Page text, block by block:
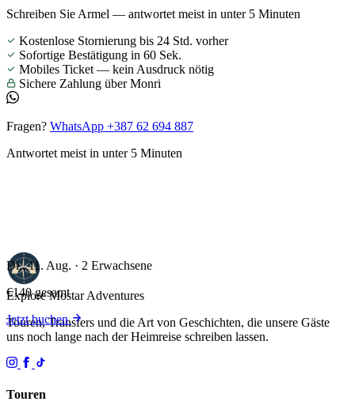
Schreiben Sie Armel — antwortet meist in unter 5 Minuten
Kostenlose Stornierung bis 24 Std. vorher
Sofortige Bestätigung in 60 Sek.
Mobiles Ticket — kein Ausdruck nötig
Sichere Zahlung über Monri
Fragen? WhatsApp +387 62 694 887
Antwortet meist in unter 5 Minuten
Di., 11. Aug. · 2 Erwachsene
€140 gesamt
Jetzt buchen
Explore MostarAdventures
Touren, Transfers und die Art von Geschichten, die unsere Gäste
uns noch lange nach der Heimreise schreiben lassen.
Touren